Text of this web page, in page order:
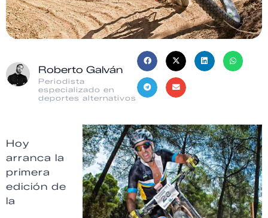
Roberto Galván
Periodista
especializado en
deportes alternativos
Hoy
arranca la
primera
edición de
la